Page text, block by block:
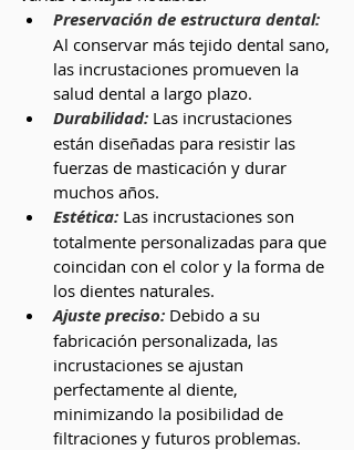
Preservación de estructura dental:
Al conservar más tejido dental sano,
las incrustaciones promueven la
salud dental a largo plazo.
Durabilidad: Las incrustaciones
están diseñadas para resistir las
fuerzas de masticación y durar
muchos años.
Estética: Las incrustaciones son
totalmente personalizadas para que
coincidan con el color y la forma de
los dientes naturales.
Ajuste preciso: Debido a su
fabricación personalizada, las
incrustaciones se ajustan
perfectamente al diente,
minimizando la posibilidad de
filtraciones y futuros problemas.